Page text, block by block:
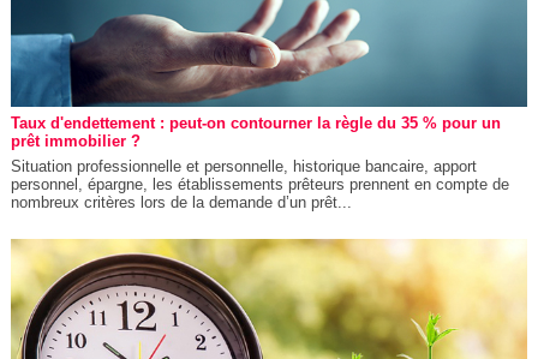
Taux d'endettement : peut-on contourner la règle du 35 % pour un
prêt immobilier ?
Situation professionnelle et personnelle, historique bancaire, apport
personnel, épargne, les établissements prêteurs prennent en compte de
nombreux critères lors de la demande d’un prêt...